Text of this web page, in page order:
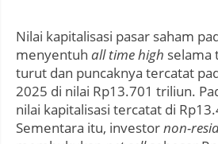
Nilai kapitalisasi pasar saham
menyentuh all time high selama
turut dan puncaknya tercatat
2025 di nilai Rp13.701 triliun.
nilai kapitalisasi tercatat di
Sementara itu, investornon-